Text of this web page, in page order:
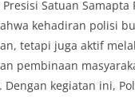
Satuan Samapta
kehadiran polisi
tetapi juga aktif
pembinaan
kegiatan ini,